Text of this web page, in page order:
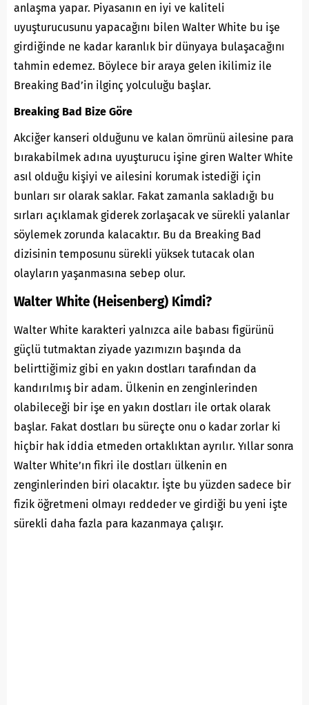
anlaşma yapar. Piyasanın en iyi ve kaliteli
uyuşturucusunu yapacağını bilen Walter White bu işe
girdiğinde ne kadar karanlık bir dünyaya bulaşacağını
tahmin edemez. Böylece bir araya gelen ikilimiz ile
Breaking Bad’in ilginç yolculuğu başlar.
Breaking Bad Bize Göre
Akciğer kanseri olduğunu ve kalan ömrünü ailesine para
bırakabilmek adına uyuşturucu işine giren Walter White
asıl olduğu kişiyi ve ailesini korumak istediği için
bunları sır olarak saklar. Fakat zamanla sakladığı bu
sırları açıklamak giderek zorlaşacak ve sürekli yalanlar
söylemek zorunda kalacaktır. Bu da Breaking Bad
dizisinin temposunu sürekli yüksek tutacak olan
olayların yaşanmasına sebep olur.
Walter White (Heisenberg) Kimdi?
Walter White karakteri yalnızca aile babası figürünü
güçlü tutmaktan ziyade yazımızın başında da
belirttiğimiz gibi en yakın dostları tarafından da
kandırılmış bir adam. Ülkenin en zenginlerinden
olabileceği bir işe en yakın dostları ile ortak olarak
başlar. Fakat dostları bu süreçte onu o kadar zorlar ki
hiçbir hak iddia etmeden ortaklıktan ayrılır. Yıllar sonra
Walter White’ın fikri ile dostları ülkenin en
zenginlerinden biri olacaktır. İşte bu yüzden sadece bir
fizik öğretmeni olmayı reddeder ve girdiği bu yeni işte
sürekli daha fazla para kazanmaya çalışır.